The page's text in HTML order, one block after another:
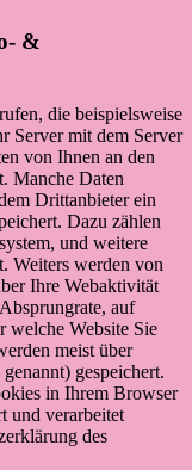
&
die beispielsweise
Server mit dem Server
von Ihnen an den
Manche Daten
Drittanbieter ein
Dazu zählen
und weitere
Weiters werden von
Ihre Webaktivität
auf
welche Website Sie
meist über
gespeichert.
in Ihrem Browser
und verarbeitet
des